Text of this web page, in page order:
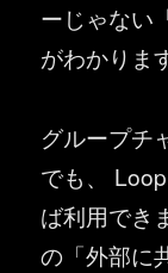
ーじゃない
がわかりま
グループチ
でも、
ば利用でき
の「外部に